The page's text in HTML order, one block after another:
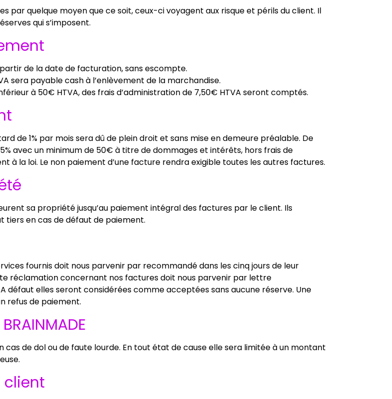
par quelque moyen que ce soit, ceux-ci voyagent aux risque et périls du client. Il
qui s’imposent.
de la date de facturation, sans escompte.
sera payable cash à l’enlèvement de la marchandise.
à 50€ HTVA, des frais d’administration de 7,50€ HTVA seront comptés.
de 1% par mois sera dû de plein droit et sans mise en demeure préalable. De
avec un minimum de 50€ à titre de dommages et intérêts, hors frais de
à la loi. Le non paiement d’une facture rendra exigible toutes les autres factures.
sa propriété jusqu’au paiement intégral des factures par le client. Ils
tiers en cas de défaut de paiement.
fournis doit nous parvenir par recommandé dans les cinq jours de leur
réclamation concernant nos factures doit nous parvenir par lettre
défaut elles seront considérées comme acceptées sans aucune réserve. Une
refus de paiement.
cas de dol ou de faute lourde. En tout état de cause elle sera limitée à un montant
client